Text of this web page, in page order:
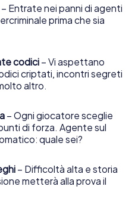
i suoi biglietti nel
agenti segreti e
un'Escape Room all'aperto!
– Entrate nei panni di agenti
prima che sia
codici – Vi aspettano
criptati, incontri segreti
altro.
– Ogni giocatore sceglie
di forza. Agente sul
quale sei?
– Difficoltà alta e storia
metterà alla prova il